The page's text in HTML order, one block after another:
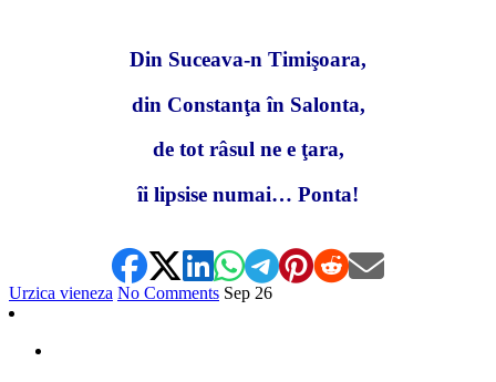
Din Suceava-n Timişoara,
din Constanţa în Salonta,
de tot râsul ne e ţara,
îi lipsise numai… Ponta!
Urzica vieneza No Comments Sep 26